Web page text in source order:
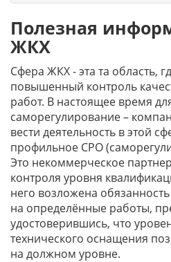
Полезная
ЖКХ
Сфера ЖКХ - эта та область,
повышенный контроль
работ. В настоящее время
саморегулирование –
вести деятельность в этой
профильное СРО
Это некоммерческое
контроля уровня
него возложена
на определённые работы,
удостоверившись, что
технического оснащения
на должном уровне.